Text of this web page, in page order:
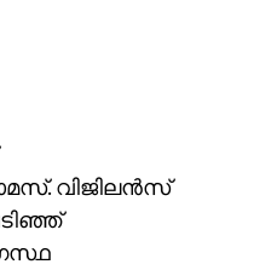
വിജിലന്‍സ്